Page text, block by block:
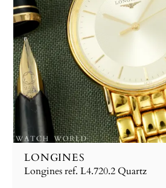
LONGINES
Longines ref. L4.720.2 Quartz